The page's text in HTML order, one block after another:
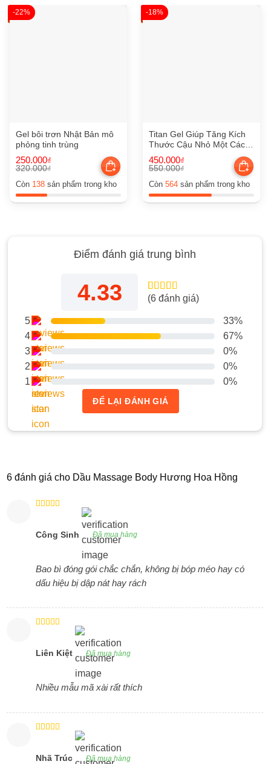
-22%
Gel bôi trơn Nhật Bản mô
phỏng tinh trùng
320.000₫
gốc
320.000₫.
250.000₫
hiện
là:
Còn 138sản phẩm trong kho
-18%
Titan Gel Giúp Tăng Kích
Thước Cậu Nhỏ Một Cách
Nhanh Chóng
550.000₫
gốc
550.000₫.
450.000₫
hiện
là:
Còn 564sản phẩm trong kho
Điểm đánh giá trung bình
4.33 4.33trên 5
6
(6 đánh giá)
5
33%
4
67%
3
0%
2
0%
1
0%
ĐỂ LẠI ĐÁNH GIÁ
6 đánh giá cho Dầu Massage Body Hương Hoa Hồng
sao
Công Sinh Đã mua hàng
Bao bì đóng gói chắc chắn, không bị bóp méo hay có
dấu hiệu bị dập nát hay rách
sao
Liên Kiệt Đã mua hàng
Nhiều mẫu mã xài rất thích
sao
Nhã Trúc Đã mua hàng